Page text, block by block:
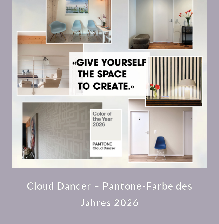
Cloud Dancer – Pantone-Farbe des
Jahres 2026